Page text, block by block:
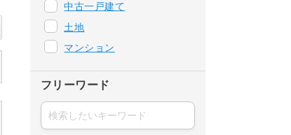
中古一戸建て
土地
マンション
フリーワード